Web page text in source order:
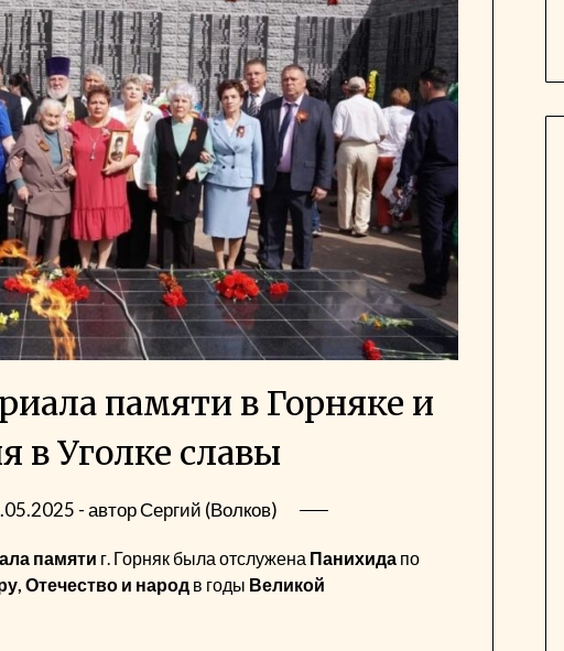
памяти в Горняке и
в Уголке славы
- авторСергий (Волков)
памяти г. Горняк была отслужена Панихида по
Отечество и народ в годы Великой